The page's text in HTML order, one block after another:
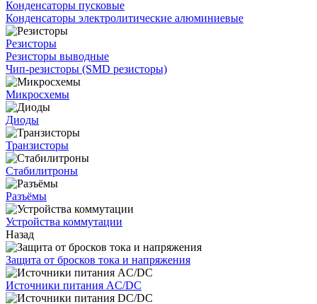
Конденсаторы пусковые
Конденсаторы электролитические алюминиевые
Резисторы
Резисторы выводные
Чип-резисторы (SMD резисторы)
Микросхемы
Диоды
Транзисторы
Стабилитроны
Разъёмы
Устройства коммутации
Назад
Защита от бросков тока и напряжения
Источники питания AC/DC